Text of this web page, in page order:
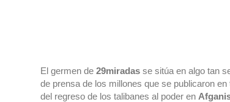
El germen de 29miradas se sitúa en algo tan
de prensa de los millones que se publicaron
del regreso de los talibanes al poder en